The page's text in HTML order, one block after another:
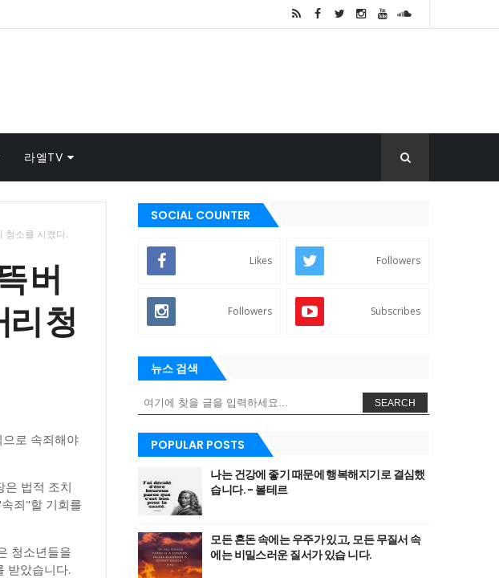
라엘TV
청소를 시켰다.
버
청
로 속죄해야
은 법적 조치
죄"할 기회를
청소년들을
받았습니다.
SOCIAL COUNTER
Likes Followers
Followers Subscribes
뉴스 검색
SEARCH
POPULAR POSTS
나는 건강에 좋기 때문에 행복해지기로 결심했
습니다. - 볼테르
모든 혼돈 속에는 우주가 있고, 모든 무질서 속
에는 비밀스러운 질서가 있습 니다.